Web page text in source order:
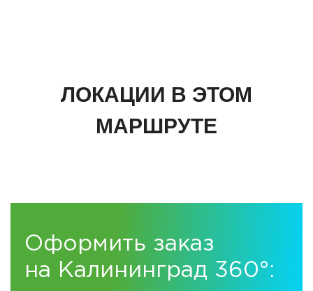
ЛОКАЦИИ В ЭТОМ
МАРШРУТЕ
Оформить заказ
на Калининград 360°: